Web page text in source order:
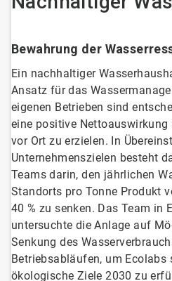
Bewahrung der
Ein nachhaltiger
Ansatz für das
eigenen Betrieben sind
eine positive
vor Ort zu erzielen. In
Unternehmenszielen besteht
Teams darin, den jährlichen
Standorts pro Tonne Produkt
40 % zu senken. Das Team in
untersuchte die Anlage auf
Senkung des
Betriebsabläufen, um Ecolabs
ökologische Ziele 2030 zu